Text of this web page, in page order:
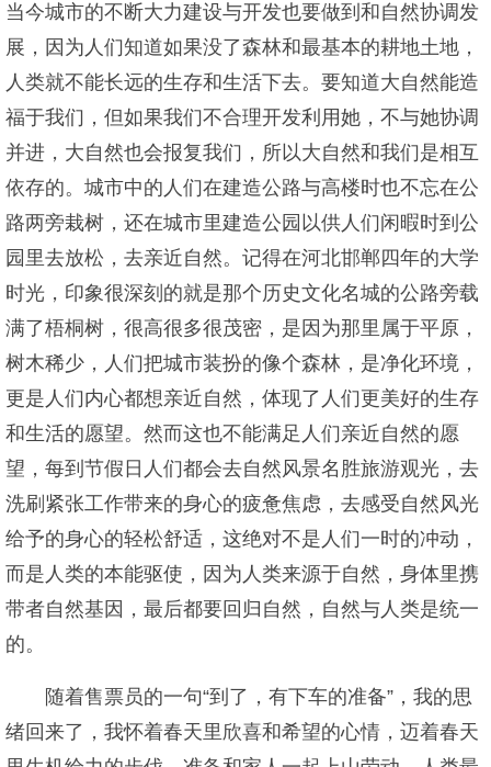
当今城市的不断大力建设与开发也要做到和自然协调发
展，因为人们知道如果没了森林和最基本的耕地土地，
人类就不能长远的生存和生活下去。要知道大自然能造
福于我们，但如果我们不合理开发利用她，不与她协调
并进，大自然也会报复我们，所以大自然和我们是相互
依存的。城市中的人们在建造公路与高楼时也不忘在公
路两旁栽树，还在城市里建造公园以供人们闲暇时到公
园里去放松，去亲近自然。记得在河北邯郸四年的大学
时光，印象很深刻的就是那个历史文化名城的公路旁载
满了梧桐树，很高很多很茂密，是因为那里属于平原，
树木稀少，人们把城市装扮的像个森林，是净化环境，
更是人们内心都想亲近自然，体现了人们更美好的生存
和生活的愿望。然而这也不能满足人们亲近自然的愿
望，每到节假日人们都会去自然风景名胜旅游观光，去
洗刷紧张工作带来的身心的疲惫焦虑，去感受自然风光
给予的身心的轻松舒适，这绝对不是人们一时的冲动，
而是人类的本能驱使，因为人类来源于自然，身体里携
带者自然基因，最后都要回归自然，自然与人类是统一
的。
随着售票员的一句“到了，有下车的准备”，我的思
绪回来了，我怀着春天里欣喜和希望的心情，迈着春天